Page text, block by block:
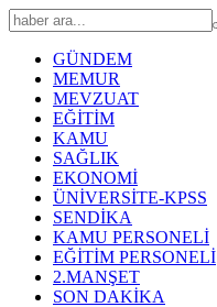
GÜNDEM
MEMUR
MEVZUAT
EĞİTİM
KAMU
SAĞLIK
EKONOMİ
ÜNİVERSİTE-KPSS
SENDİKA
KAMU PERSONELİ
EĞİTİM PERSONELİ
2.MANŞET
SON DAKİKA